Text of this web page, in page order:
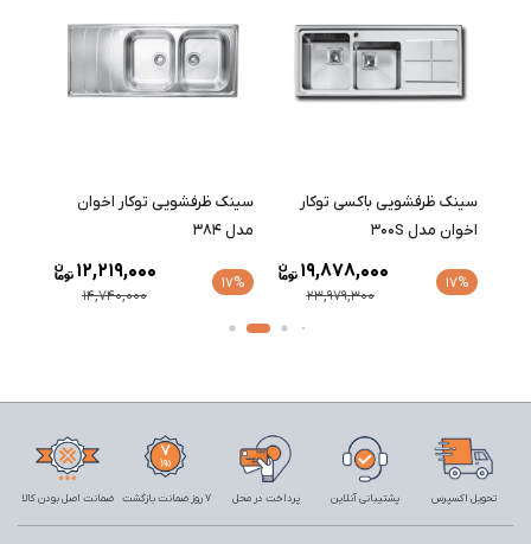
سینک ظرفشویی باکسی توکار
اخوان مدل 300S
17%
23,979,300
19,878,000
سینک ظرفشویی توکار اخوان
مدل 384
17%
14,740,000
12,219,000
تحویل اکسپرس پشتیبانی آنلاین پرداخت در محل 7 روز ضمانت بازگشت ضمانت اصل بودن کالا